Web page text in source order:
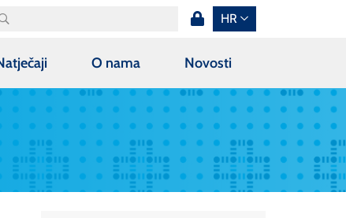
HR
O nama Novosti